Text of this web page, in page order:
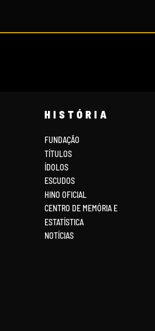
HISTÓRIA
FUNDAÇÃO
TÍTULOS
ÍDOLOS
ESCUDOS
HINO OFICIAL
CENTRO DE MEMÓRIA E
ESTATÍSTICA
NOTÍCIAS